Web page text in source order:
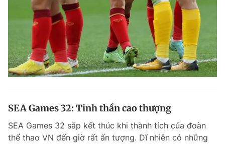
SEA Games 32: Tinh thần cao thượng
SEA Games 32 sắp kết thúc khi thành tích của đoàn
thể thao VN đến giờ rất ấn tượng. Dĩ nhiên có những